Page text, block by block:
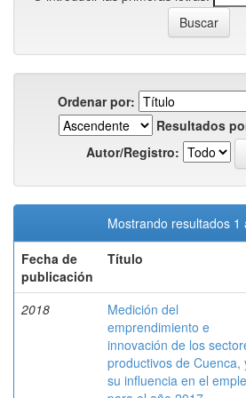
Ordenar por:
Resultados
Autor/Registro:
Mostrando resultados 1
Fecha de
publicación
Título
2018
Medición del
emprendimiento e
innovación de los
productivos de Cuenca,
su influencia en el